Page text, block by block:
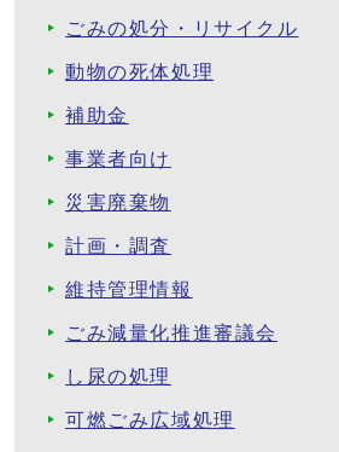
ごみの処分・リサイクル
動物の死体処理
補助金
事業者向け
災害廃棄物
計画・調査
維持管理情報
ごみ減量化推進審議会
し尿の処理
可燃ごみ広域処理